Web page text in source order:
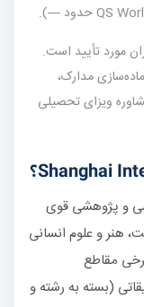
مورد تأیید است.
مدارک،
ویزای تحصیلی
و پژوهشی قوی
هنر و علوم انسانی
مقاطع
(بسته به رشته و